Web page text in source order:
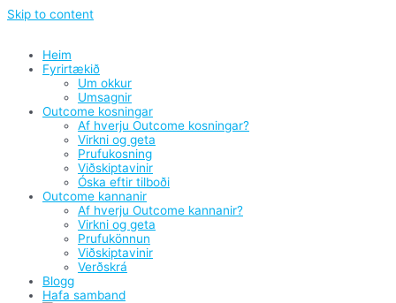
Skip to content
Heim
Fyrirtækið
Um okkur
Umsagnir
Outcome kosningar
Af hverju Outcome kosningar?
Virkni og geta
Prufukosning
Viðskiptavinir
Óska eftir tilboði
Outcome kannanir
Af hverju Outcome kannanir?
Virkni og geta
Prufukönnun
Viðskiptavinir
Verðskrá
Blogg
Hafa samband